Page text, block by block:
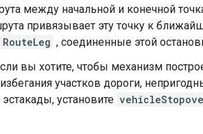
между начальной и конечной
привязывает эту точку к
RouteLeg , соединенные этой
вы хотите, чтобы механизм
участков дороги,
установите